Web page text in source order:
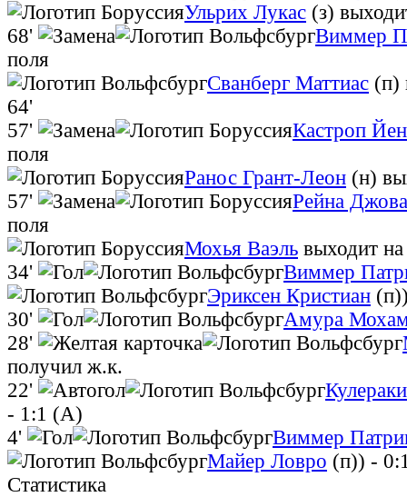
Ульрих Лукас (з)
68'
Виммер
поля
Сванберг Маттиас (п)
64'
57'
Кастроп
поля
Ранос Грант-Леон (н)
57'
Рейна
поля
Мохья Ваэль выходит
34'
Виммер
Эриксен Кристиан
30'
Амура
28'
получил ж.к.
22'
- 1:1 (А)
4'
Виммер
Майер Ловро (п)) -
Статистика